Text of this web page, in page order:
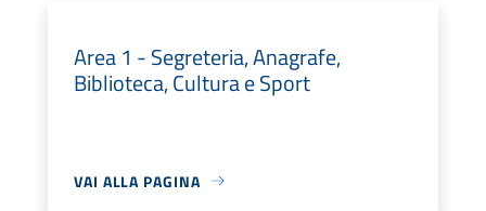
Area 1 - Segreteria, Anagrafe,
Biblioteca, Cultura e Sport
VAI ALLA PAGINA